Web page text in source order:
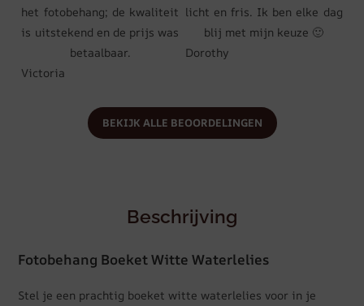
het fotobehang; de kwaliteit
is uitstekend en de prijs was
betaalbaar.
Victoria
licht en fris. Ik ben elke dag
blij met mijn keuze 🙂
Dorothy
BEKIJK ALLE BEOORDELINGEN
Beschrijving
Fotobehang Boeket Witte Waterlelies
Stel je een prachtig boeket witte waterlelies voor in je